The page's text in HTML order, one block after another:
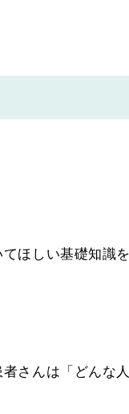
ほしい基礎知識
さんは「どんな